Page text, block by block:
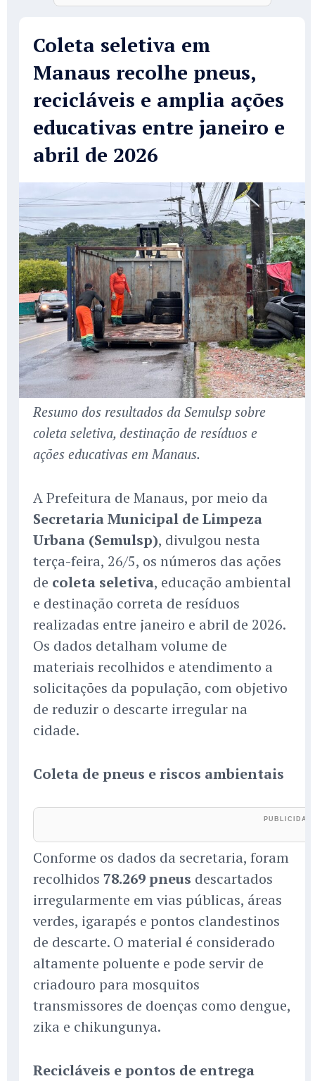
Coleta seletiva em
Manaus recolhe pneus,
recicláveis e amplia ações
educativas entre janeiro e
abril de 2026
Resumo dos resultados da Semulsp sobre
coleta seletiva, destinação de resíduos e
ações educativas em Manaus.
A Prefeitura de Manaus, por meio da
Secretaria Municipal de Limpeza
Urbana (Semulsp), divulgou nesta
terça-feira, 26/5, os números das ações
de coleta seletiva, educação ambiental
e destinação correta de resíduos
realizadas entre janeiro e abril de 2026.
Os dados detalham volume de
materiais recolhidos e atendimento a
solicitações da população, com objetivo
de reduzir o descarte irregular na
cidade.
Coleta de pneus e riscos ambientais
Conforme os dados da secretaria, foram
recolhidos 78.269 pneus descartados
irregularmente em vias públicas, áreas
verdes, igarapés e pontos clandestinos
de descarte. O material é considerado
altamente poluente e pode servir de
criadouro para mosquitos
transmissores de doenças como dengue,
zika e chikungunya.
Recicláveis e pontos de entrega